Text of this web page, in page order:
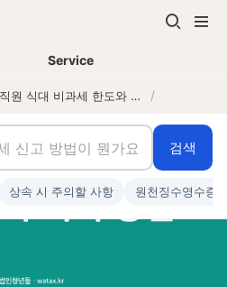
Service
직원 식대 비과세 한도와 급여명세서 처리 방법 /
검색
상속 시 주의할 사항 원천징수영수증